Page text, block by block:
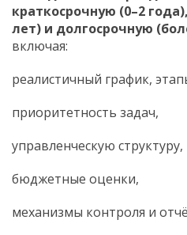
краткосрочную (0–2
лет) и долгосрочную
включая:
реалистичный график,
приоритетность задач,
управленческую структуру,
бюджетные оценки,
механизмы контроля и